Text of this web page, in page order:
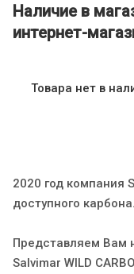
Наличие в
интернет-
Товара нет в
2020 год компания
доступного карбона.
Представляем Вам
Salvimar WILD